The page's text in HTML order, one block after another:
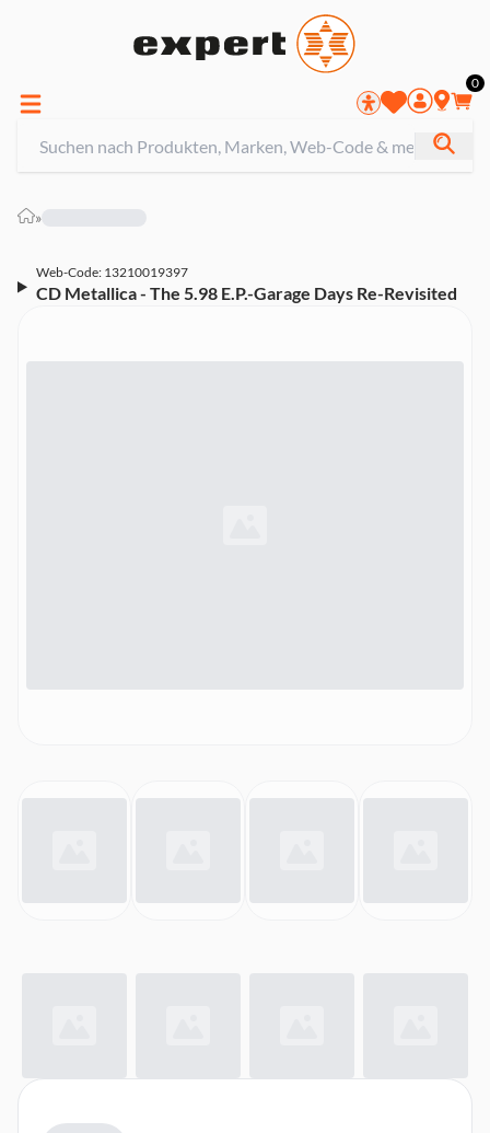
0
»
Web-Code: 13210019397
CD Metallica - The 5.98 E.P.-Garage Days Re-Revisited